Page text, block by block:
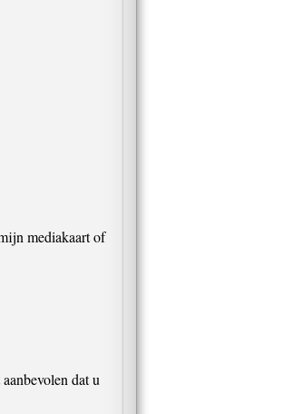
mediakaart of
dat u